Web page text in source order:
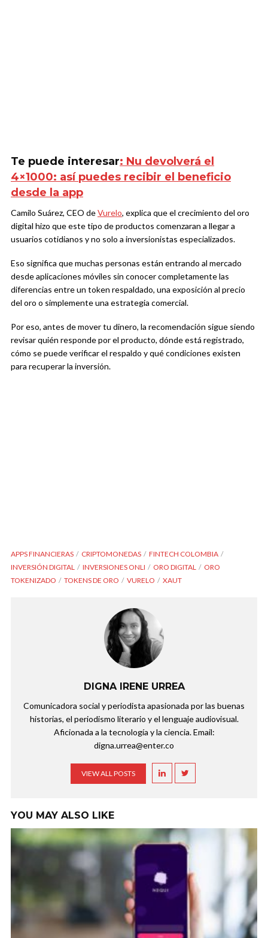
Te puede interesar: Nu devolverá el
4×1000: así puedes recibir el beneficio
desde la app
Camilo Suárez, CEO deVurelo, explica que el crecimiento del oro
digital hizo que este tipo de productos comenzaran a llegar a
usuarios cotidianos y no solo a inversionistas especializados.
Eso significa que muchas personas están entrando al mercado
desde aplicaciones móviles sin conocer completamente las
diferencias entre un token respaldado, una exposición al precio
del oro o simplemente una estrategia comercial.
Por eso, antes de mover tu dinero, la recomendación sigue siendo
revisar quién responde por el producto, dónde está registrado,
cómo se puede verificar el respaldo y qué condiciones existen
para recuperar la inversión.
APPS FINANCIERAS CRIPTOMONEDAS
FINTECH COLOMBIA
INVERSIÓN DIGITAL
INVERSIONES ONLI ORO DIGITAL
ORO
TOKENIZADO
TOKENS DE ORO VURELO XAUT
DIGNA IRENE URREA
Comunicadora social y periodista apasionada por las buenas
historias, el periodismo literario y el lenguaje audiovisual.
Aficionada a la tecnología y la ciencia. Email:
digna.urrea@enter.co
VIEW ALL POSTS
YOU MAY ALSO LIKE